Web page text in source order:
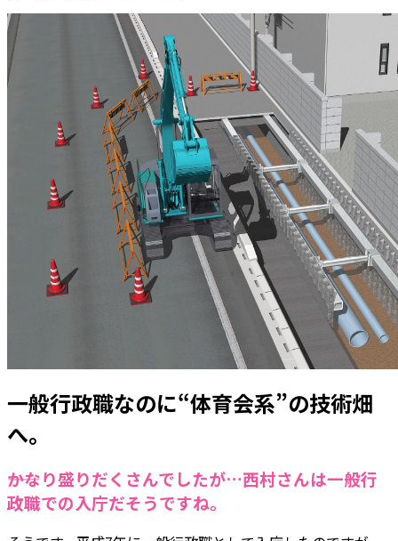
一般行政職なのに“体育会系”の技術畑
へ。
――かなり盛りだくさんでしたが…西村さんは一般行
政職での入庁だそうですね。